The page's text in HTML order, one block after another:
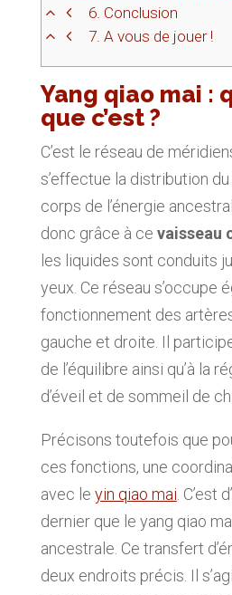
6. Conclusion
7. A vous de jouer !
Yang qiao mai :
que c’est ?
C’est le réseau de
s’effectue la distribution
corps de l’énergie
donc grâce à ce vaisseau
les liquides sont conduits
yeux. Ce réseau s’occupe
fonctionnement des
gauche et droite. Il
de l’équilibre ainsi qu’à la
d’éveil et de sommeil de
Précisons toutefois que
ces fonctions, une
avec le yin qiao mai. C’est
dernier que le yang qiao
ancestrale. Ce transfert
deux endroits précis. Il